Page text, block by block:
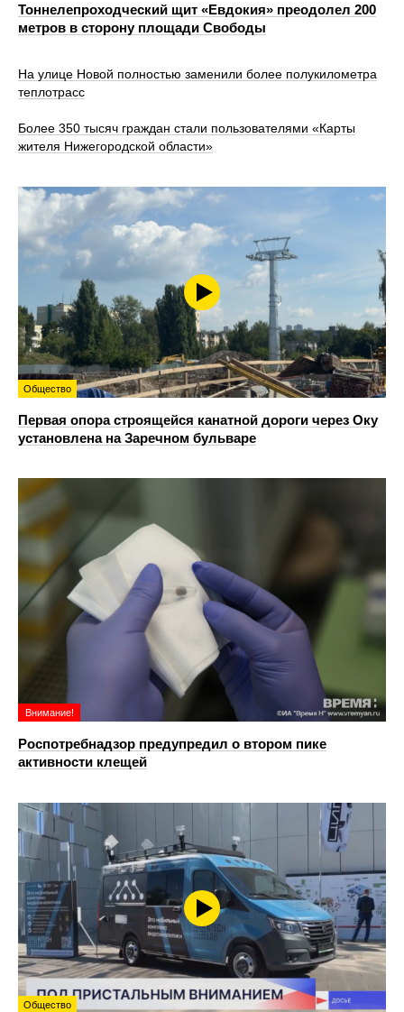
Тоннелепроходческий щит «Евдокия» преодолел 200
метров в сторону площади Свободы
На улице Новой полностью заменили более полукилометра
теплотрасс
Более 350 тысяч граждан стали пользователями «Карты
жителя Нижегородской области»
Общество
Первая опора строящейся канатной дороги через Оку
установлена на Заречном бульваре
Внимание!
Роспотребнадзор предупредил о втором пике
активности клещей
Общество